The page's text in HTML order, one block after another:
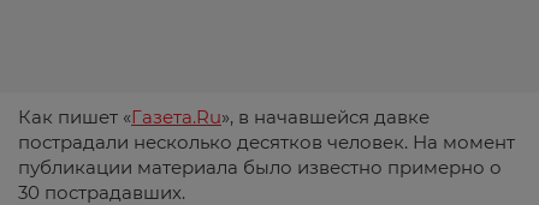
Как пишет «Газета.Ru», в начавшейся давке
пострадали несколько десятков человек. На момент
публикации материала было известно примерно о
30 пострадавших.